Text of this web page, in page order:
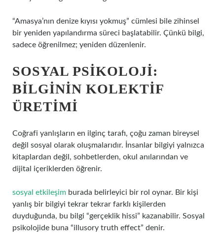
“Amasya’nın denize kıyısı yokmuş” cümlesi bile zihinsel
bir yeniden yapılandırma süreci başlatabilir. Çünkü bilgi,
sadece öğrenilmez; yeniden düzenlenir.
SOSYAL PSIKOLOJI:
BILGININ KOLEKTIF
ÜRETIMI
Coğrafi yanlışların en ilginç tarafı, çoğu zaman bireysel
değil sosyal olarak oluşmalarıdır. İnsanlar bilgiyi yalnızca
kitaplardan değil, sohbetlerden, okul anılarından ve
dijital içeriklerden öğrenir.
sosyal etkileşim burada belirleyici bir rol oynar. Bir kişi
yanlış bir bilgiyi tekrar tekrar farklı kişilerden
duyduğunda, bu bilgi “gerçeklik hissi” kazanabilir. Sosyal
psikolojide buna “illusory truth effect” denir.